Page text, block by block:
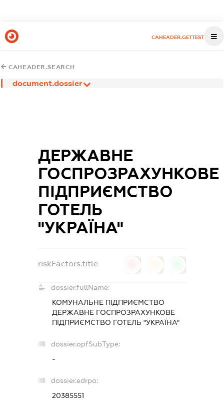
CAHEADER.GETTEST
CAHEADER.SEARCH
document.dossier
ДЕРЖАВНЕ
ГОСПРОЗРАХУНКОВЕ
ПІДПРИЄМСТВО
ГОТЕЛЬ
"УКРАЇНА"
riskFactors.title
dossier.fullName:
КОМУНАЛЬНЕ ПІДПРИЄМСТВО
ДЕРЖАВНЕ ГОСПРОЗРАХУНКОВЕ
ПІДПРИЄМСТВО ГОТЕЛЬ "УКРАЇНА"
dossier.opfSubType:
-
dossier.edrpo:
20385551